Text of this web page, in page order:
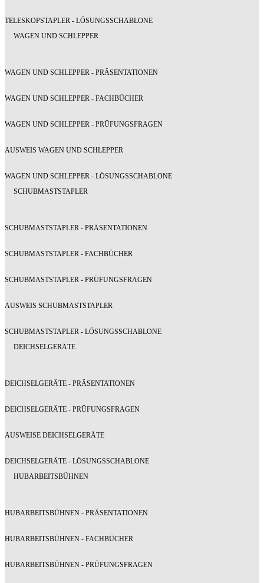
TELESKOPSTAPLER - LÖSUNGSSCHABLONE
WAGEN UND SCHLEPPER
WAGEN UND SCHLEPPER - PRÄSENTATIONEN
WAGEN UND SCHLEPPER - FACHBÜCHER
WAGEN UND SCHLEPPER - PRÜFUNGSFRAGEN
AUSWEIS WAGEN UND SCHLEPPER
WAGEN UND SCHLEPPER - LÖSUNGSSCHABLONE
SCHUBMASTSTAPLER
SCHUBMASTSTAPLER - PRÄSENTATIONEN
SCHUBMASTSTAPLER - FACHBÜCHER
SCHUBMASTSTAPLER - PRÜFUNGSFRAGEN
AUSWEIS SCHUBMASTSTAPLER
SCHUBMASTSTAPLER - LÖSUNGSSCHABLONE
DEICHSELGERÄTE
DEICHSELGERÄTE - PRÄSENTATIONEN
DEICHSELGERÄTE - PRÜFUNGSFRAGEN
AUSWEISE DEICHSELGERÄTE
DEICHSELGERÄTE - LÖSUNGSSCHABLONE
HUBARBEITSBÜHNEN
HUBARBEITSBÜHNEN - PRÄSENTATIONEN
HUBARBEITSBÜHNEN - FACHBÜCHER
HUBARBEITSBÜHNEN - PRÜFUNGSFRAGEN